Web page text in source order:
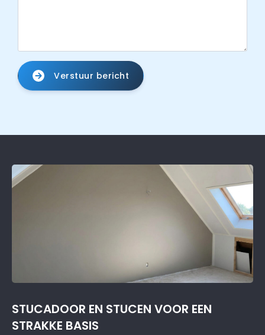
Verstuur bericht
STUCADOOR EN STUCEN VOOR EEN
STRAKKE BASIS